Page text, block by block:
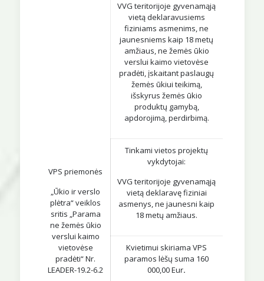
VPS priemonės
„Ūkio ir verslo
plėtra“ veiklos
sritis „Parama
ne žemės ūkio
verslui kaimo
vietovėse
pradėti“ Nr.
LEADER-19.2-6.2
VVG teritorijoje gyvenamąją
vietą deklaravusiems
fiziniams asmenims, ne
jaunesniems kaip 18 metų
amžiaus, ne žemės ūkio
verslui kaimo vietovėse
pradėti, įskaitant paslaugų
žemės ūkiui teikimą,
išskyrus žemės ūkio
produktų gamybą,
apdorojimą, perdirbimą.
Tinkami vietos projektų
vykdytojai:
VVG teritorijoje gyvenamąją
vietą deklaravę fiziniai
asmenys, ne jaunesni kaip
18 metų amžiaus.
Kvietimui skiriama VPS
paramos lėšų suma 160
000,00 Eur.